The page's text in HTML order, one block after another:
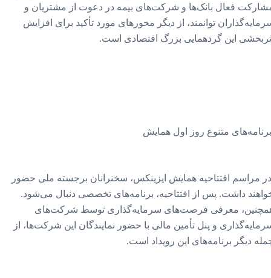
فعال بانک‌ها و شرکت‌های بیمه در دعوت از مشتریان و
توانمند، از دیگر محورهای مورد تأکید برای افزایش
این گردهمایی بزرگ اقتصادی است.
متنوع روز اول همایش
مراسم افتتاحیه همایش ایزینکس، سخنرانان برجسته ملی حضور
داشت. پس از افتتاحیه، برنامه‌های تخصصی دنبال می‌شود.
معرفی فرصت‌های سرمایه‌گذاری توسط شرکت‌های
و پنل تأمین مالی با حضور نمایندگان این شرکت‌ها، از
دیگر برنامه‌های این رویداد است.